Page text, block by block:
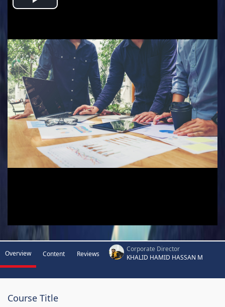
Play
Overview Content Reviews
Corporate Director
KHALID HAMID HASSAN M
Course Title